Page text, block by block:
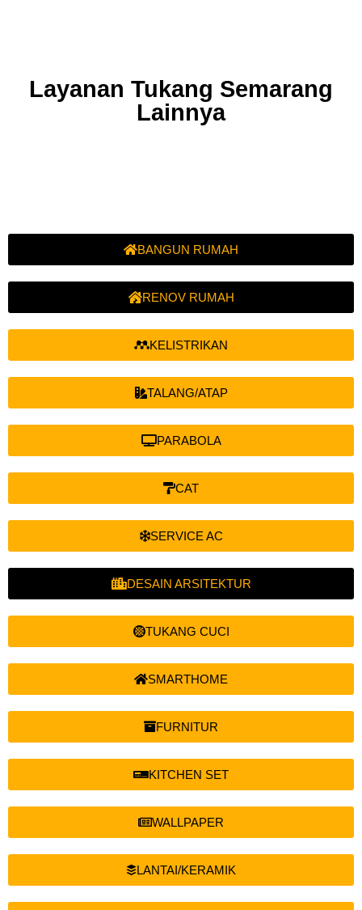
Layanan Tukang Semarang
Lainnya
BANGUN RUMAH
RENOV RUMAH
KELISTRIKAN
TALANG/ATAP
PARABOLA
CAT
SERVICE AC
DESAIN ARSITEKTUR
TUKANG CUCI
SMARTHOME
FURNITUR
KITCHEN SET
WALLPAPER
LANTAI/KERAMIK